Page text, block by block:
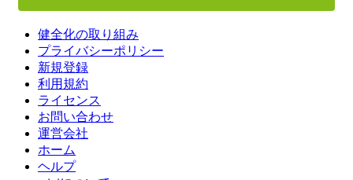
健全化の取り組み
プライバシーポリシー
新規登録
利用規約
ライセンス
お問い合わせ
運営会社
ホーム
ヘルプ